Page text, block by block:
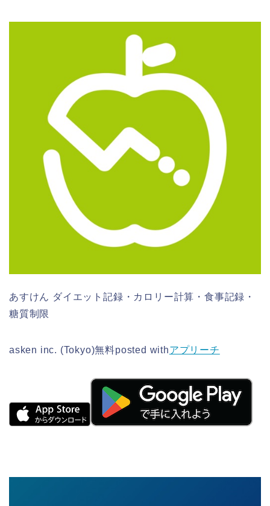
あすけん ダイエット記録・カロリー計算・食事記録・
糖質制限
asken inc. (Tokyo)無料posted withアプリーチ